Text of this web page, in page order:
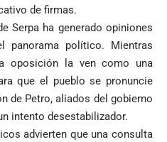
de firmas.
Serpa ha generado opiniones
panorama político. Mientras
oposición la ven como una
que el pueblo se pronuncie
de Petro, aliados del gobierno
intento desestabilizador.
advierten que una consulta